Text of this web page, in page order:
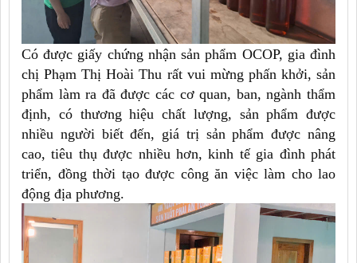
Có được giấy chứng nhận sản phẩm OCOP, gia đình
chị Phạm Thị Hoài Thu rất vui mừng phấn khởi, sản
phẩm làm ra đã được các cơ quan, ban, ngành thẩm
định, có thương hiệu chất lượng, sản phẩm được
nhiều người biết đến, giá trị sản phẩm được nâng
cao, tiêu thụ được nhiều hơn, kinh tế gia đình phát
triển, đồng thời tạo được công ăn việc làm cho lao
động địa phương.